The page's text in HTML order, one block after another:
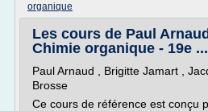
organique
Les cours de Paul
Chimie organique - 19e ...
Paul Arnaud , Brigitte Jamart ,
Brosse
Ce cours de référence est conçu